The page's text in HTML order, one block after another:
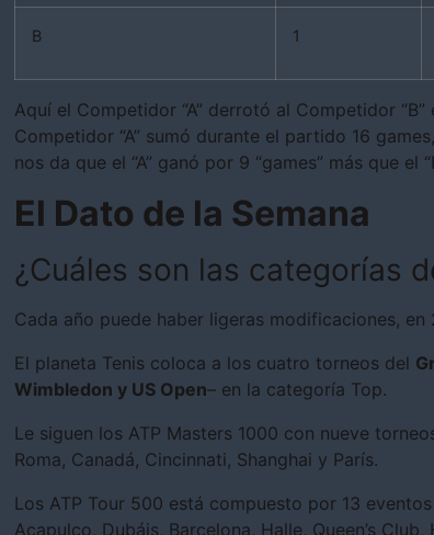
B 1
Aquí el Competidor “A” derrotó al Competidor
Competidor “A” sumó durante el partido 16
nos da que el “A” ganó por 9 “games” más que el
El Dato de la Semana
¿Cuáles son las categorías
Cada año puede haber ligeras modificaciones,
El planeta Tenis coloca a los cuatro torneos del
Wimbledon y US Open– en la categoría Top.
Le siguen los ATP Masters 1000 con nueve
Roma, Canadá, Cincinnati, Shanghai y París.
Los ATP Tour 500 está compuesto por 13
Acapulco, Dubáis, Barcelona, Halle, Queen’s